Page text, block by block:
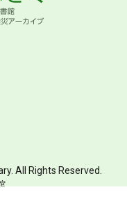
All Rights Reserved.